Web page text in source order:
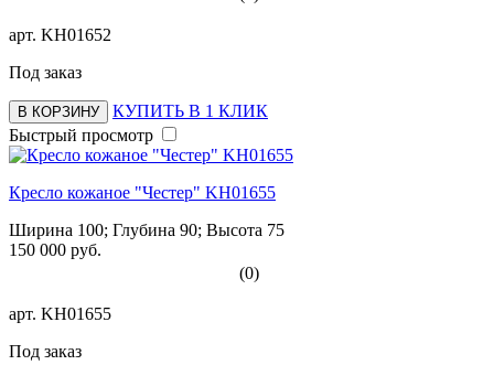
арт. KH01652
Под заказ
В КОРЗИНУ
КУПИТЬ В 1 КЛИК
Быстрый просмотр
Кресло кожаное "Честер" KH01655
Ширина 100; Глубина 90; Высота 75
150 000 руб.
(0)
арт. KH01655
Под заказ